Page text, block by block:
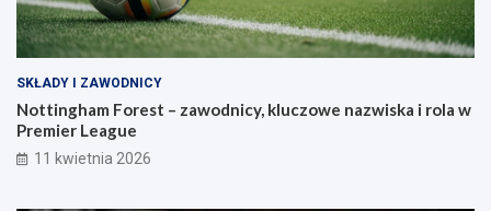
SKŁADY I ZAWODNICY
Nottingham Forest – zawodnicy, kluczowe nazwiska i rola w
Premier League
11 kwietnia 2026